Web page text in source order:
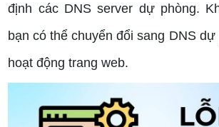
định các DNS server dự phòng.
bạn có thể chuyển đổi sang DNS
hoạt động trang web.